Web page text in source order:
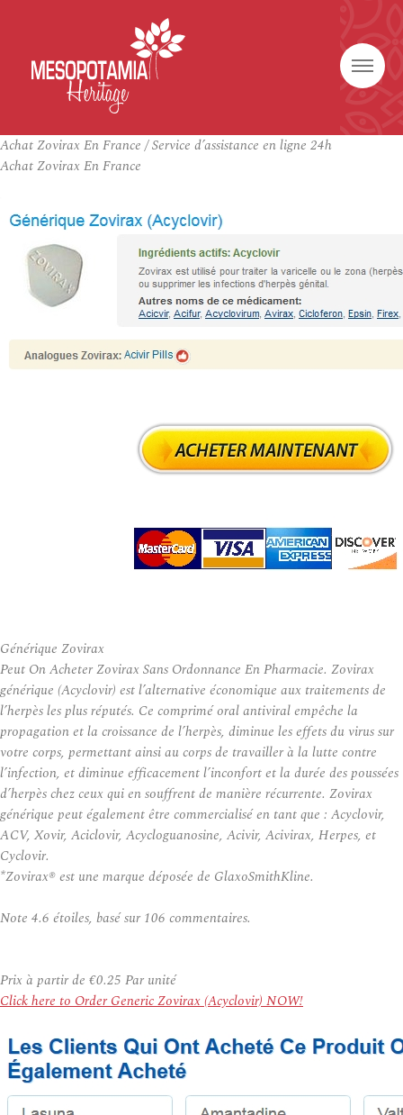
Achat Zovirax En France / Service d’assistance en ligne 24h
Achat Zovirax En France
Générique Zovirax
Peut On Acheter Zovirax Sans Ordonnance En Pharmacie. Zovirax
générique (Acyclovir) est l’alternative économique aux traitements de
l’herpès les plus réputés. Ce comprimé oral antiviral empêche la
propagation et la croissance de l’herpès, diminue les effets du virus sur
votre corps, permettant ainsi au corps de travailler à la lutte contre
l’infection, et diminue efficacement l’inconfort et la durée des poussées
d’herpès chez ceux qui en souffrent de manière récurrente. Zovirax
générique peut également être commercialisé en tant que : Acyclovir,
ACV, Xovir, Aciclovir, Acycloguanosine, Acivir, Acivirax, Herpes, et
Cyclovir.
*Zovirax® est une marque déposée de GlaxoSmithKline.
Note 4.6 étoiles, basé sur 106 commentaires.
Prix à partir de €0.25 Par unité
Click here to Order Generic Zovirax (Acyclovir) NOW!